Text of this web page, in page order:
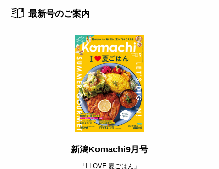
最新号のご案内
新潟Komachi9月号
「I LOVE 夏ごはん」